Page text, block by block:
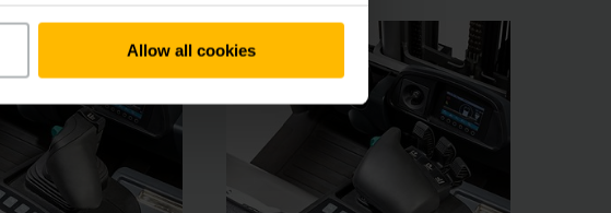
Allow all cookies